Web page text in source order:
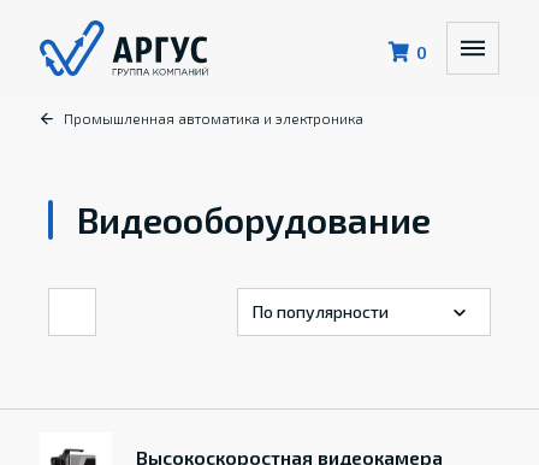
0
Промышленная автоматика и электроника
Видеооборудование
Высокоскоростная видеокамера